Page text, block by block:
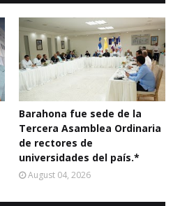
Barahona fue sede de la
Tercera Asamblea Ordinaria
de rectores de
universidades del país.*
August 04, 2026